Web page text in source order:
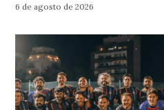
6 de agosto de 2026